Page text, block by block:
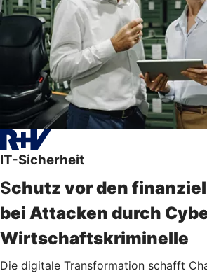
IT-Sicherheit
Schutz vor den
bei Attacken durch
Wirtschaftskriminelle
Die digitale Transformation schafft